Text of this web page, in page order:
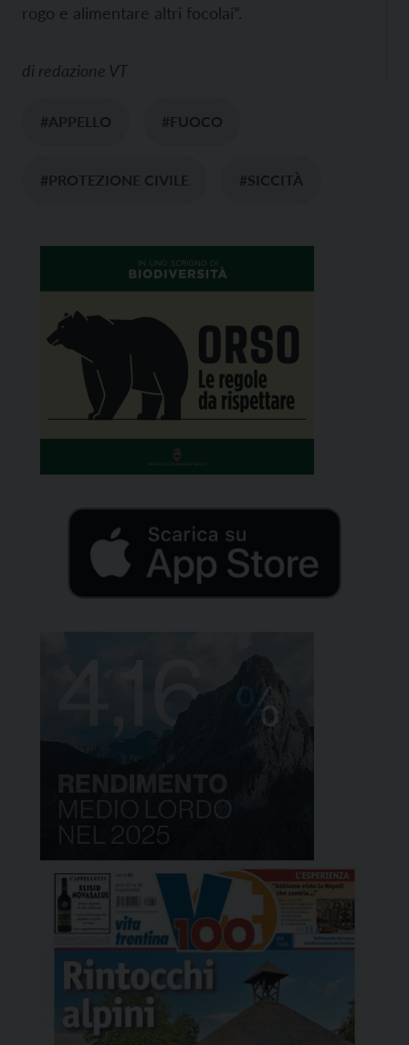
rogo e alimentare altri focolai”.
di redazione VT
#APPELLO #FUOCO
#PROTEZIONE CIVILE #SICCITÀ